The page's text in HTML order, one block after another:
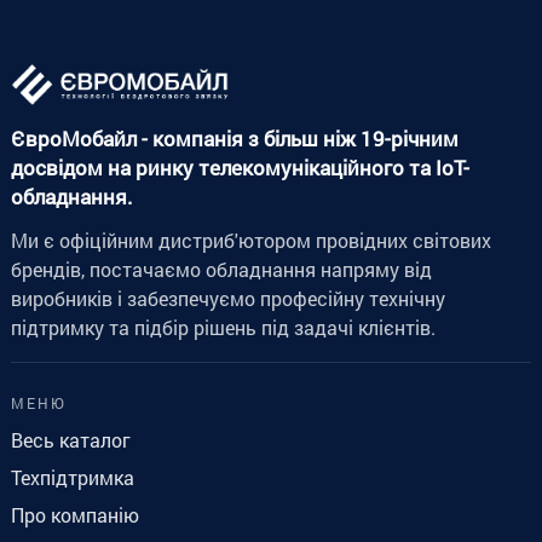
ЄвроМобайл - компанія з більш ніж 19-річним
досвідом на ринку телекомунікаційного та IoT-
обладнання.
Ми є офіційним дистриб'ютором провідних світових
брендів, постачаємо обладнання напряму від
виробників і забезпечуємо професійну технічну
підтримку та підбір рішень під задачі клієнтів.
МЕНЮ
Весь каталог
Техпідтримка
Про компанію